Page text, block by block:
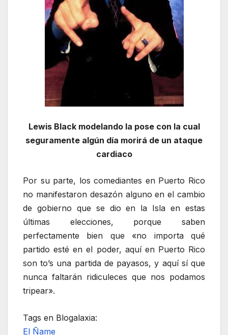
Lewis Black modelando la pose con la cual
seguramente algún día morirá de un ataque
cardiaco
Por su parte, los comediantes en Puerto Rico
no manifestaron desazón alguno en el cambio
de gobierno que se dio en la Isla en estas
últimas elecciones, porque saben
perfectamente bien que «no importa qué
partido esté en el poder, aquí en Puerto Rico
son to’s una partida de payasos, y aquí sí que
nunca faltarán ridiculeces que nos podamos
tripear».
Tags en Blogalaxia:
El Ñame